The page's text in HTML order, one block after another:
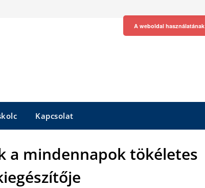
Kapcsolat
a mindennapok tökéletes
A weboldal